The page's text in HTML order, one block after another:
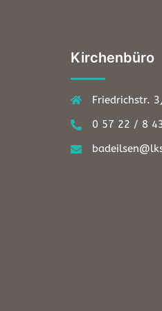
Kirchenbüro
Friedrichstr.
0 57 22 / 8